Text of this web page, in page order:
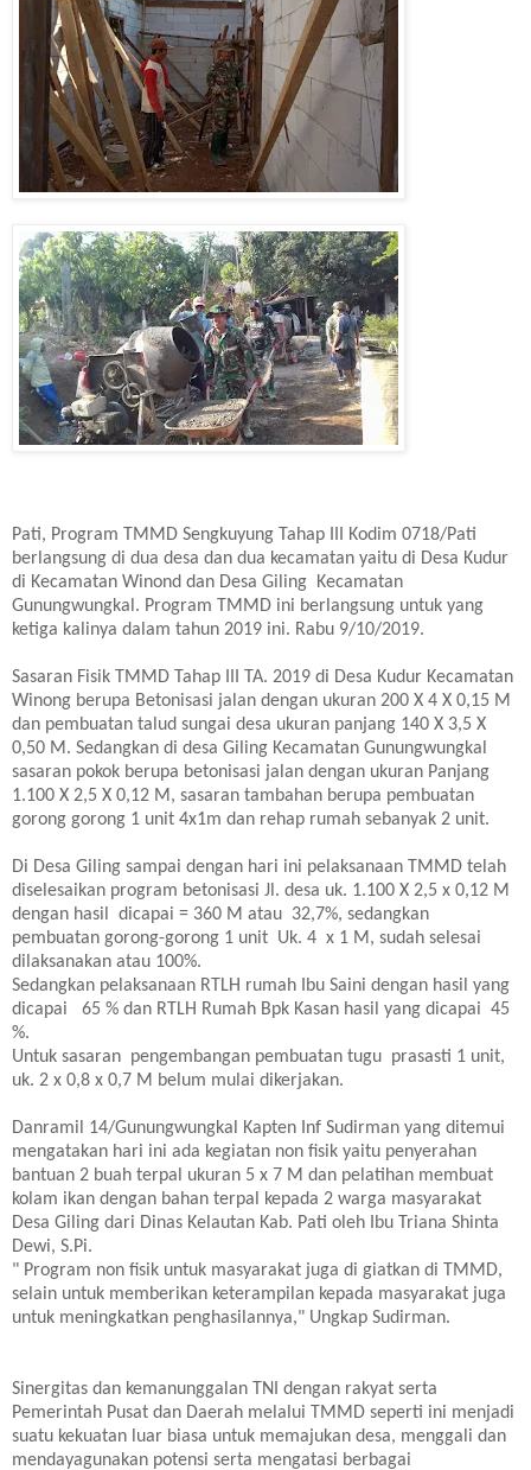
Pati, Program TMMD Sengkuyung Tahap III Kodim 0718/Pati
berlangsung di dua desa dan dua kecamatan yaitu di Desa Kudur
di Kecamatan Winond dan Desa Giling Kecamatan
Gunungwungkal. Program TMMD ini berlangsung untuk yang
ketiga kalinya dalam tahun 2019 ini. Rabu 9/10/2019.
Sasaran Fisik TMMD Tahap III TA. 2019 di Desa Kudur Kecamatan
Winong berupa Betonisasi jalan dengan ukuran 200 X 4 X 0,15 M
dan pembuatan talud sungai desa ukuran panjang 140 X 3,5 X
0,50 M. Sedangkan di desa Giling Kecamatan Gunungwungkal
sasaran pokok berupa betonisasi jalan dengan ukuran Panjang
1.100 X 2,5 X 0,12 M, sasaran tambahan berupa pembuatan
gorong gorong 1 unit 4x1m dan rehap rumah sebanyak 2 unit.
Di Desa Giling sampai dengan hari ini pelaksanaan TMMD telah
diselesaikan program betonisasi Jl. desa uk. 1.100 X 2,5 x 0,12 M
dengan hasil dicapai = 360 M atau 32,7%, sedangkan
pembuatan gorong-gorong 1 unit Uk. 4 x 1 M, sudah selesai
dilaksanakan atau 100%.
Sedangkan pelaksanaan RTLH rumah Ibu Saini dengan hasil yang
dicapai 65 % dan RTLH Rumah Bpk Kasan hasil yang dicapai 45
%.
Untuk sasaran pengembangan pembuatan tugu prasasti 1 unit,
uk. 2 x 0,8 x 0,7 M belum mulai dikerjakan.
Danramil 14/Gunungwungkal Kapten Inf Sudirman yang ditemui
mengatakan hari ini ada kegiatan non fisik yaitu penyerahan
bantuan 2 buah terpal ukuran 5 x 7 M dan pelatihan membuat
kolam ikan dengan bahan terpal kepada 2 warga masyarakat
Desa Giling dari Dinas Kelautan Kab. Pati oleh Ibu Triana Shinta
Dewi, S.Pi.
" Program non fisik untuk masyarakat juga di giatkan di TMMD,
selain untuk memberikan keterampilan kepada masyarakat juga
untuk meningkatkan penghasilannya," Ungkap Sudirman.
Sinergitas dan kemanunggalan TNI dengan rakyat serta
Pemerintah Pusat dan Daerah melalui TMMD seperti ini menjadi
suatu kekuatan luar biasa untuk memajukan desa, menggali dan
mendayagunakan potensi serta mengatasi berbagai